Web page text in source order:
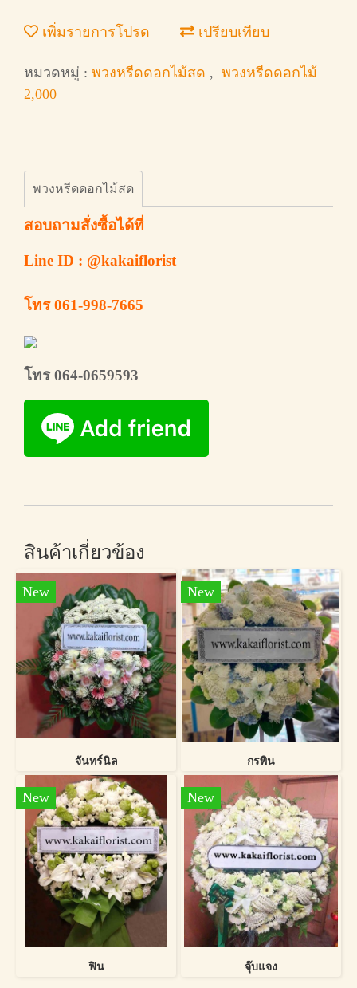
เพิ่มรายการโปรด เปรียบเทียบ
หมวดหมู่ : พวงหรีดดอกไม้สด , พวงหรีดดอกไม้
2,000
พวงหรีดดอกไม้สด
สอบถามสั่งซื้อได้ที่
Line ID : @kakaiflorist
โทร 061-998-7665
โทร 064-0659593
สินค้าเกี่ยวข้อง
New
จันทร์นิล
New
กรพิน
New
ฟิน
New
จุ๊บแจง